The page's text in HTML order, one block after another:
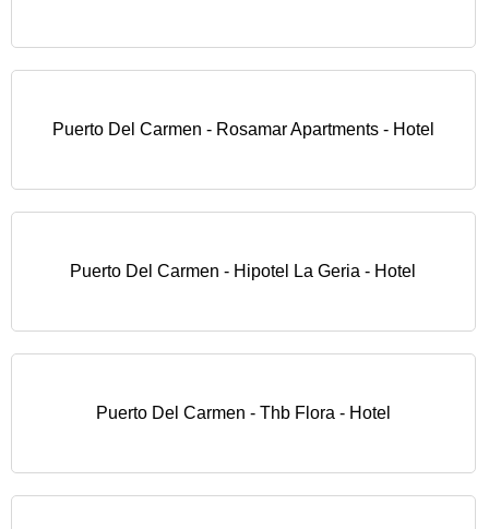
Puerto Del Carmen - Rosamar Apartments - Hotel
Puerto Del Carmen - Hipotel La Geria - Hotel
Puerto Del Carmen - Thb Flora - Hotel